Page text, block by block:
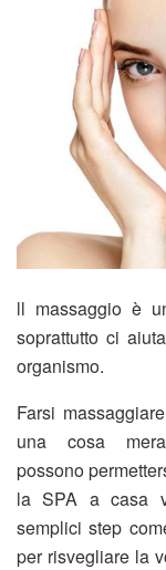
ll massaggio è
soprattutto ci
organismo.
Farsi
una cosa
possono
la SPA a casa
semplici step
per risvegliare la